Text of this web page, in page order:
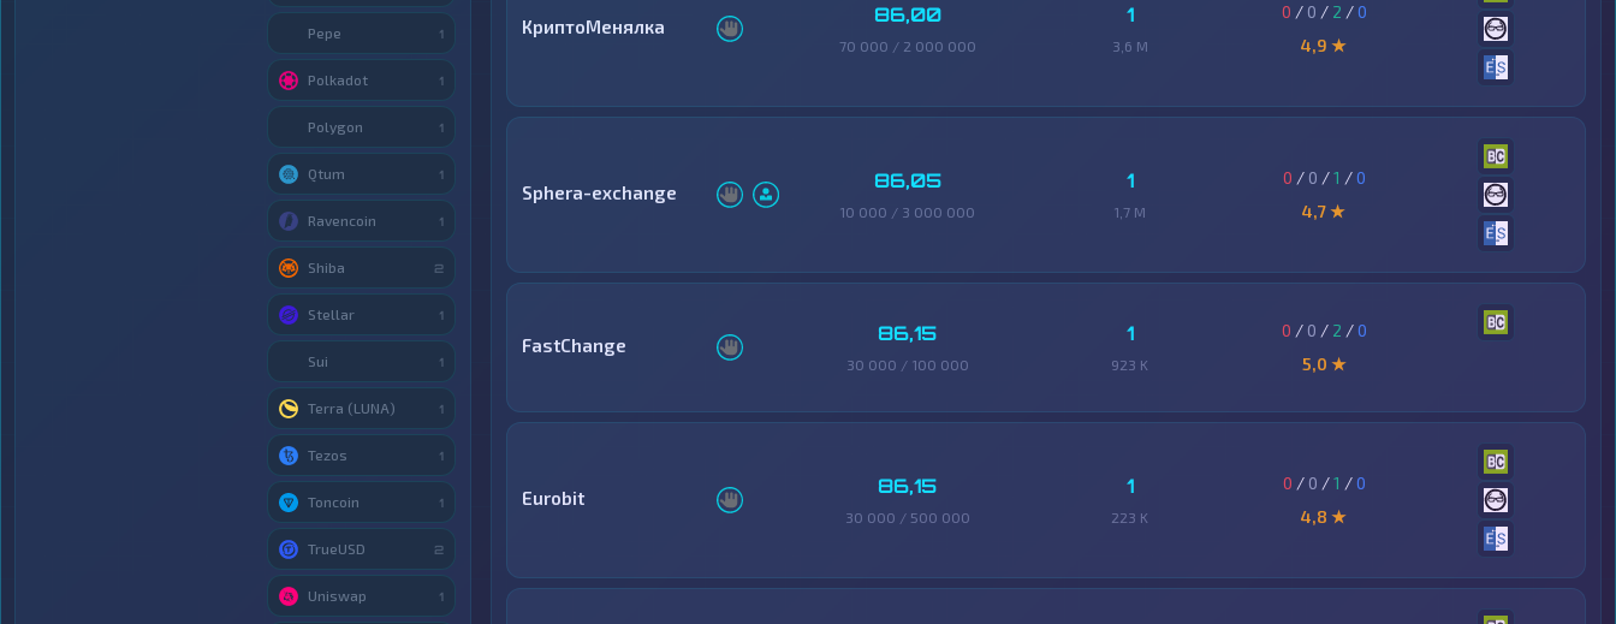
КриптоМенялка 86,00
70 000 / 2 000 000
1
3,6 M
0 / 0 / 2 /0
4,9 ★
Sphera-exchange 86,05
10 000 / 3 000 000
1
1,7 M
0 / 0 /1 /0
4,7 ★
FastChange 86,15
30 000 / 100 000
1
923 K
0 / 0 / 2 /0
5,0 ★
Eurobit 86,15
30 000 / 500 000
1
223 K
0 / 0 /1 /0
4,8 ★
Pepe 1
Polkadot 1
Polygon 1
Qtum 1
Ravencoin 1
Shiba 2
Stellar 1
Sui 1
Terra (LUNA) 1
Tezos 1
Toncoin 1
TrueUSD 2
Uniswap 1